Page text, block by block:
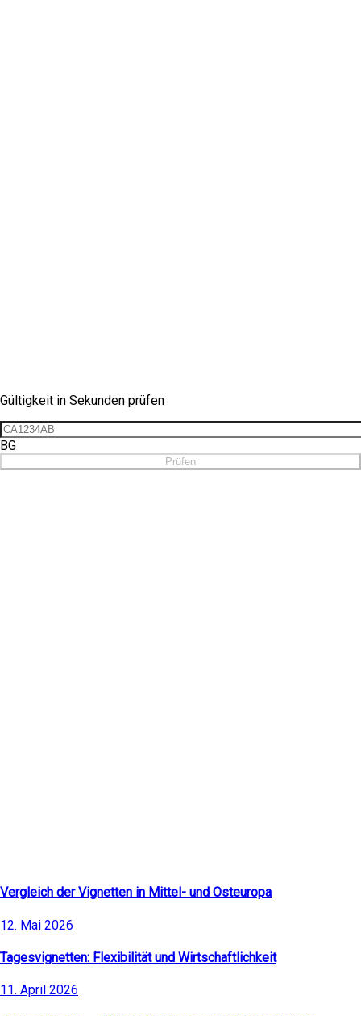
Gültigkeit in Sekunden prüfen
BG
Prüfen
Vergleich der Vignetten in Mittel- und Osteuropa
12. Mai 2026
Tagesvignetten: Flexibilität und Wirtschaftlichkeit
11. April 2026